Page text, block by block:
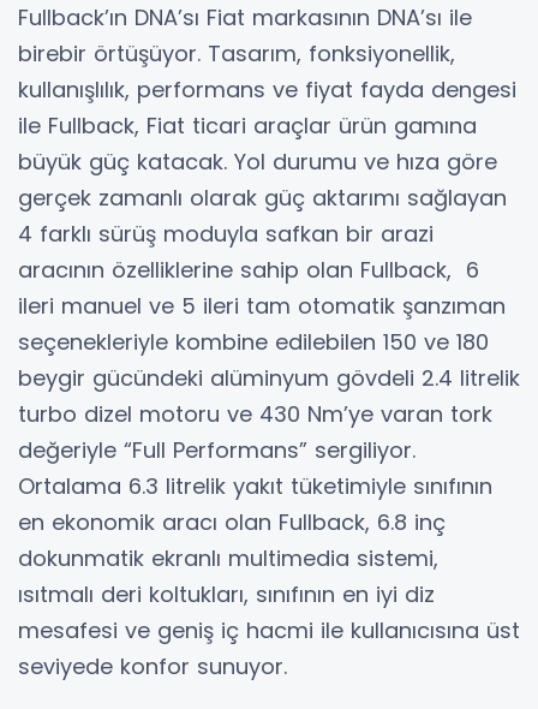
Fullback’ın DNA’sı Fiat markasının DNA’sı ile
birebir örtüşüyor. Tasarım, fonksiyonellik,
kullanışlılık, performans ve fiyat fayda dengesi
ile Fullback, Fiat ticari araçlar ürün gamına
büyük güç katacak. Yol durumu ve hıza göre
gerçek zamanlı olarak güç aktarımı sağlayan
4 farklı sürüş moduyla safkan bir arazi
aracının özelliklerine sahip olan Fullback, 6
ileri manuel ve 5 ileri tam otomatik şanzıman
seçenekleriyle kombine edilebilen 150 ve 180
beygir gücündeki alüminyum gövdeli 2.4 litrelik
turbo dizel motoru ve 430 Nm’ye varan tork
değeriyle “Full Performans” sergiliyor.
Ortalama 6.3 litrelik yakıt tüketimiyle sınıfının
en ekonomik aracı olan Fullback, 6.8 inç
dokunmatik ekranlı multimedia sistemi,
ısıtmalı deri koltukları, sınıfının en iyi diz
mesafesi ve geniş iç hacmi ile kullanıcısına üst
seviyede konfor sunuyor.